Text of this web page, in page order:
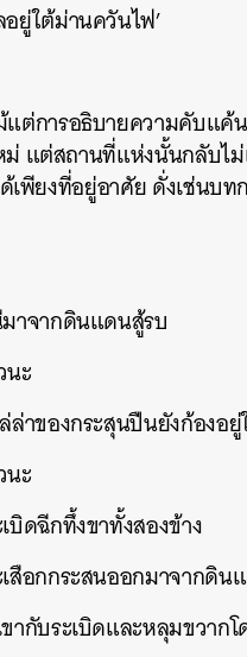
ยู่ใต้ม่านควันไฟ’
ต่การอธิบายความคับแค้
แต่สถานที่แห่งนั้นกลับไม่
ด้เพียงที่อยู่อาศัย ดั่งเช่นบ
าจากดินแดนสู้รบ
ะ
ล่าของกระสุนปืนยังก้องอ
ะ
บิดฉีกทึ้งขาทั้งสองข้าง
สือกกระสนออกมาจากดิน
ากับระเบิดและหลุมขวาก